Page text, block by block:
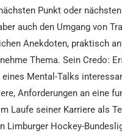
Punkt oder
auch den Umgang von
Anekdoten, praktisch
Thema. Sein
Mental-Talks
Anforderungen an eine
Laufe seiner Karriere als
Limburger Hockey-